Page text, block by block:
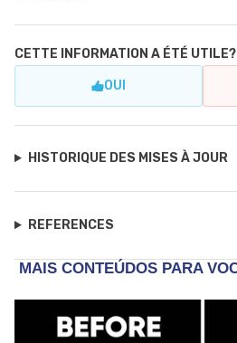
CETTE INFORMATION A ÉTÉ UTILE?
OUI
HISTORIQUE DES MISES À JOUR
REFERENCES